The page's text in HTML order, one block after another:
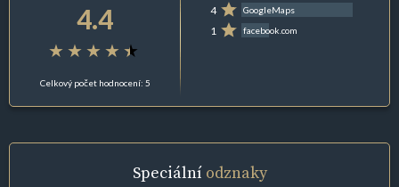
4.4
Celkový počet hodnocení: 5
4 GoogleMaps
1 facebook.com
Speciální odznaky